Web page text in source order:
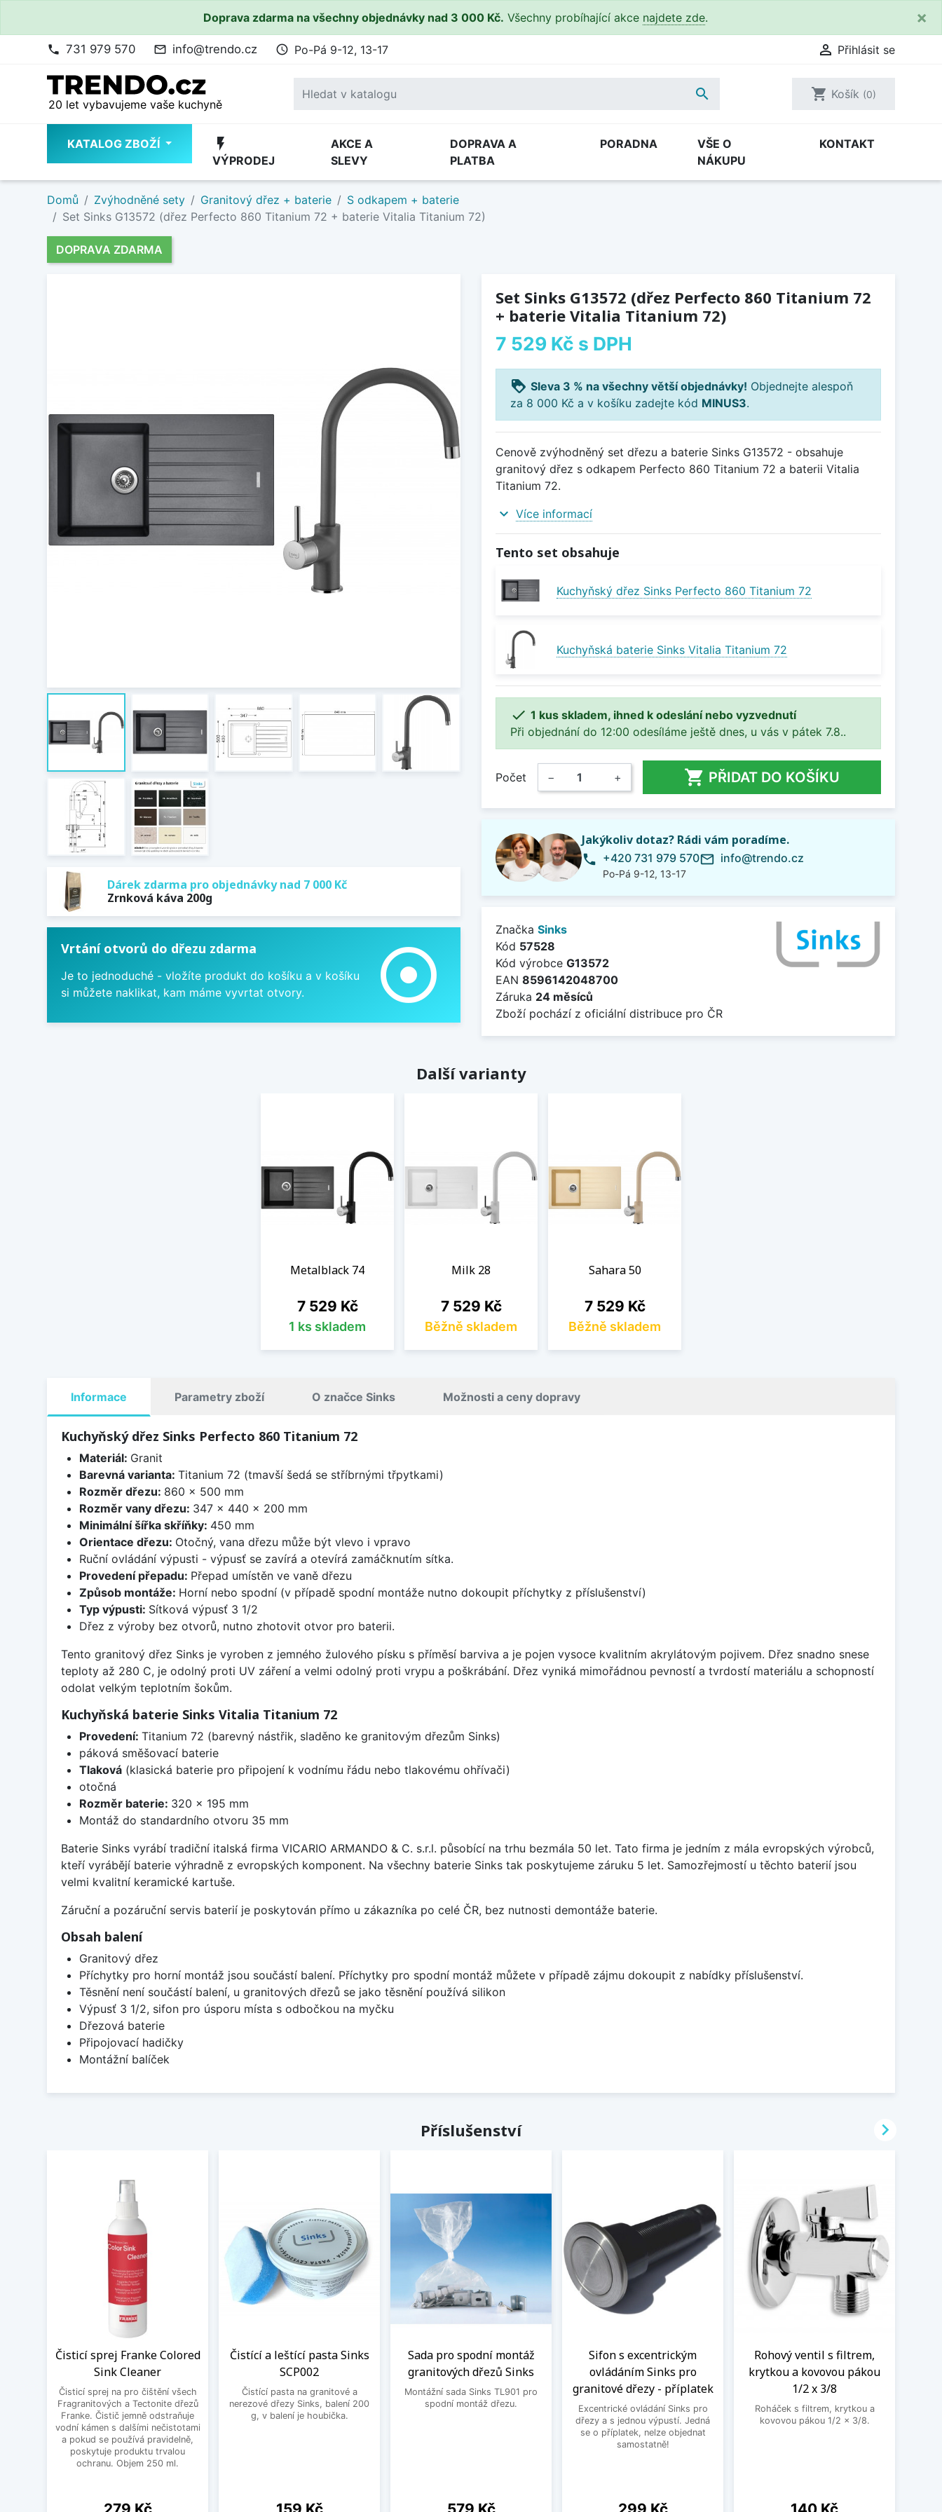
Doprava zdarma na všechny objednávky nad 3 000 Kč. Všechny probíhající akce najdete zde. ×
phone 731 979 570 mail_outline info@trendo.cz access_time Po-Pá 9-12, 13-17  Přihlásit se
20 let vybavujeme vaše kuchyně
 shopping_cart Košík (0)
KATALOG ZBOŽÍ flash_on
VÝPRODEJ
AKCE A
SLEVY
DOPRAVA A
PLATBA
PORADNA
VŠE O
NÁKUPU
KONTAKT
Domů Zvýhodněné sety Granitový dřez + baterie
S odkapem + baterie
Set Sinks G13572 (dřez Perfecto 860 Titanium 72 + baterie Vitalia Titanium 72)
DOPRAVA ZDARMA
Dárek zdarma pro objednávky nad 7 000 Kč
Zrnková káva 200g
Vrtání otvorů do dřezu zdarma
Je to jednoduché - vložíte produkt do košíku a v košíku
si můžete naklikat, kam máme vyvrtat otvory.
adjust
Set Sinks G13572 (dřez Perfecto 860 Titanium 72
+ baterie Vitalia Titanium 72)
7 529 Kč s DPH
loyalty Sleva 3 % na všechny větší objednávky! Objednejte alespoň
za 8 000 Kč a v košíku zadejte kód MINUS3.
Cenově zvýhodněný set dřezu a baterie Sinks G13572 - obsahuje
granitový dřez s odkapem Perfecto 860 Titanium 72 a baterii Vitalia
Titanium 72.
expand_more Více informací
Tento set obsahuje
Kuchyňský dřez Sinks Perfecto 860 Titanium 72
Kuchyňská baterie Sinks Vitalia Titanium 72
 1 kus skladem, ihned k odeslání nebo vyzvednutí
Při objednání do 12:00 odesíláme ještě dnes, u vás v pátek 7.8..
Počet − +  PŘIDAT DO KOŠÍKU
Jakýkoliv dotaz? Rádi vám poradíme.
phone +420 731 979 570
Po-Pá 9-12, 13-17
mail_outline info@trendo.cz
Značka Sinks
Kód 57528
Kód výrobce G13572
EAN 8596142048700
Záruka 24 měsíců
Zboží pochází z oficiální distribuce pro ČR
Další varianty
Metalblack 74
Cena
7 529 Kč
1 ks skladem
Milk 28
Cena
7 529 Kč
Běžně skladem
Sahara 50
Cena
7 529 Kč
Běžně skladem
Informace Parametry zboží O značce Sinks Možnosti a ceny dopravy
Kuchyňský dřez Sinks Perfecto 860 Titanium 72
Materiál: Granit
Barevná varianta: Titanium 72 (tmavší šedá se stříbrnými třpytkami)
Rozměr dřezu: 860 x 500 mm
Rozměr vany dřezu: 347 x 440 x 200 mm
Minimální šířka skříňky: 450 mm
Orientace dřezu: Otočný, vana dřezu může být vlevo i vpravo
Ruční ovládání výpusti - výpusť se zavírá a otevírá zamáčknutím sítka.
Provedení přepadu: Přepad umístěn ve vaně dřezu
Způsob montáže: Horní nebo spodní (v případě spodní montáže nutno dokoupit příchytky z příslušenství)
Typ výpusti: Sítková výpusť 3 1/2
Dřez z výroby bez otvorů, nutno zhotovit otvor pro baterii.
Tento granitový dřez Sinks je vyroben z jemného žulového písku s příměsí barviva a je pojen vysoce kvalitním akrylátovým pojivem. Dřez snadno snese
teploty až 280 C, je odolný proti UV záření a velmi odolný proti vrypu a poškrábání. Dřez vyniká mimořádnou pevností a tvrdostí materiálu a schopností
odolat velkým teplotním šokům.
Kuchyňská baterie Sinks Vitalia Titanium 72
Provedení: Titanium 72 (barevný nástřik, sladěno ke granitovým dřezům Sinks)
páková směšovací baterie
Tlaková(klasická baterie pro připojení k vodnímu řádu nebo tlakovému ohřívači)
otočná
Rozměr baterie: 320 x 195 mm
Montáž do standardního otvoru 35 mm
Baterie Sinks vyrábí tradiční italská firma VICARIO ARMANDO & C. s.r.l. působící na trhu bezmála 50 let. Tato firma je jedním z mála evropských výrobců,
kteří vyrábějí baterie výhradně z evropských komponent. Na všechny baterie Sinks tak poskytujeme záruku 5 let. Samozřejmostí u těchto baterií jsou
velmi kvalitní keramické kartuše.
Záruční a pozáruční servis baterií je poskytován přímo u zákazníka po celé ČR, bez nutnosti demontáže baterie.
Obsah balení
Granitový dřez
Příchytky pro horní montáž jsou součástí balení. Příchytky pro spodní montáž můžete v případě zájmu dokoupit z nabídky příslušenství.
Těsnění není součástí balení, u granitových dřezů se jako těsnění používá silikon
Výpusť 3 1/2, sifon pro úsporu místa s odbočkou na myčku
Dřezová baterie
Připojovací hadičky
Montážní balíček
Příslušenství
Čisticí sprej Franke Colored
Sink Cleaner
Čisticí sprej na pro čištění všech
Fragranitových a Tectonite dřezů
Franke. Čistič jemně odstraňuje
vodní kámen s dalšími nečistotami
a pokud se používá pravidelně,
poskytuje produktu trvalou
ochranu. Objem 250 ml.
Cena
Čistící a leštící pasta Sinks
SCP002
Čistící pasta na granitové a
nerezové dřezy Sinks, balení 200
g, v balení je houbička.
Cena
Sada pro spodní montáž
granitových dřezů Sinks
Montážní sada Sinks TL901 pro
spodní montáž dřezu.
Cena
Sifon s excentrickým
ovládáním Sinks pro
granitové dřezy - příplatek
Excentrické ovládání Sinks pro
dřezy a s jednou výpustí. Jedná
se o příplatek, nelze objednat
samostatně!
Cena
Rohový ventil s filtrem,
krytkou a kovovou pákou
1/2 x 3/8
Roháček s filtrem, krytkou a
kovovou pákou 1/2 x 3/8.
Cena
